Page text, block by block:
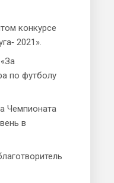
конкурсе
2021».
по футболу
Чемпионата
в